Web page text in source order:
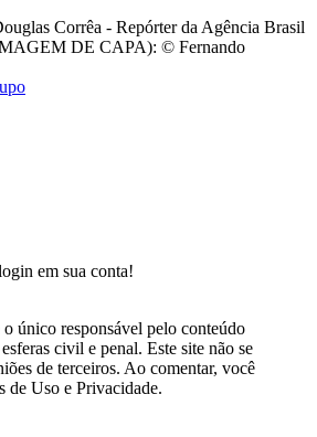
Corrêa - Repórter da Agência Brasil
DE CAPA): © Fernando
em sua conta!
único responsável pelo conteúdo
civil e penal. Este site não se
de terceiros. Ao comentar, você
de Uso e Privacidade.